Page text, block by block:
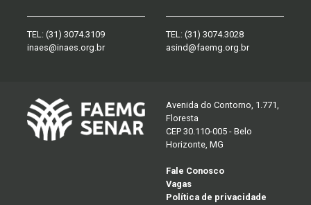
TEL: (31) 3074.3109
inaes@inaes.org.br
TEL: (31) 3074.3028
asind@faemg.org.br
Avenida do Contorno, 1.771,
Floresta
CEP 30.110-005 - Belo
Horizonte, MG
Fale Conosco
Vagas
Política de privacidade